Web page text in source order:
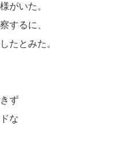
がいた。
するに、
たとみた。
ず
な